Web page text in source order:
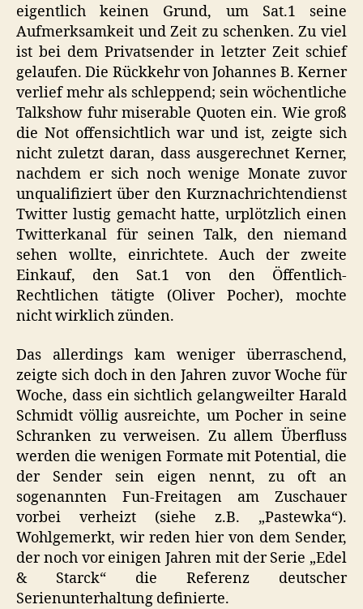
eigentlich keinen Grund, um Sat.1 seine
Aufmerksamkeit und Zeit zu schenken. Zu viel
ist bei dem Privatsender in letzter Zeit schief
gelaufen. Die Rückkehr von Johannes B. Kerner
verlief mehr als schleppend; sein wöchentliche
Talkshow fuhr miserable Quoten ein. Wie groß
die Not offensichtlich war und ist, zeigte sich
nicht zuletzt daran, dass ausgerechnet Kerner,
nachdem er sich noch wenige Monate zuvor
unqualifiziert über den Kurznachrichtendienst
Twitter lustig gemacht hatte, urplötzlich einen
Twitterkanal für seinen Talk, den niemand
sehen wollte, einrichtete. Auch der zweite
Einkauf, den Sat.1 von den Öffentlich-
Rechtlichen tätigte (Oliver Pocher), mochte
nicht wirklich zünden.
Das allerdings kam weniger überraschend,
zeigte sich doch in den Jahren zuvor Woche für
Woche, dass ein sichtlich gelangweilter Harald
Schmidt völlig ausreichte, um Pocher in seine
Schranken zu verweisen. Zu allem Überfluss
werden die wenigen Formate mit Potential, die
der Sender sein eigen nennt, zu oft an
sogenannten Fun-Freitagen am Zuschauer
vorbei verheizt (siehe z.B. „Pastewka“).
Wohlgemerkt, wir reden hier von dem Sender,
der noch vor einigen Jahren mit der Serie „Edel
& Starck“ die Referenz deutscher
Serienunterhaltung definierte.